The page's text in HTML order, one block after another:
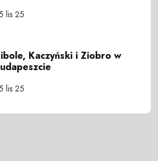
lis 25
Kaczyński i Ziobro w
lis 25